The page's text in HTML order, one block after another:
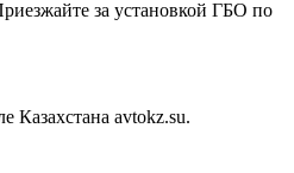
за установкой ГБО по
Казахстана avtokz.su.